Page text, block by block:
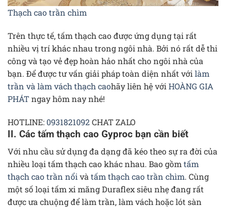
Thạch cao trần chìm
Trên thực tế, tấm thạch cao được ứng dụng tại rất
nhiều vị trí khác nhau trong ngôi nhà. Bởi nó rất dễ thi
công và tạo vẻ đẹp hoàn hảo nhất cho ngôi nhà của
bạn. Để được tư vấn giải pháp toàn diện nhất với làm
trần và làm vách thạch caohãy liên hệ với HOÀNG GIA
PHÁTngay hôm nay nhé!
HOTLINE: 0931821092CHAT ZALO
II. Các tấm thạch cao Gyproc bạn cần biết
Với nhu cầu sử dụng đa dạng đã kéo theo sự ra đời của
nhiều loại tấm thạch cao khác nhau. Bao gồmtấm
thạch cao trần nổivàtấm thạch cao trần chìm. Cùng
một số loại tấm xi măng Duraflex siêu nhẹ đang rất
được ưa chuộng để làm trần, làm vách hoặc lót sàn